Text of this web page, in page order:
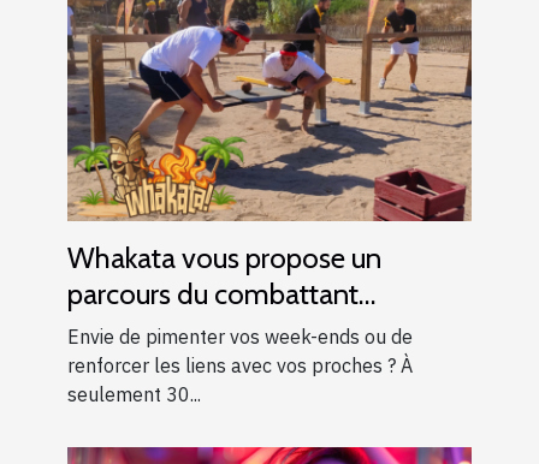
Whakata vous propose un
parcours du combattant
d’exception près d’Aix-en-
Provence !
Envie de pimenter vos week-ends ou de
renforcer les liens avec vos proches ? À
seulement 30...